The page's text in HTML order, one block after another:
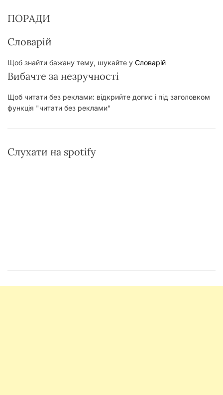
ПОРАДИ
Словарій
Щоб знайти бажану тему, шукайте у Словарій
Вибачте за незручності
Щоб читати без реклами: відкрийте допис і під заголовком
функція "читати без реклами"
Слухати на spotify